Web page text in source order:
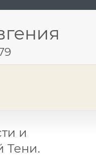
и
Тени.